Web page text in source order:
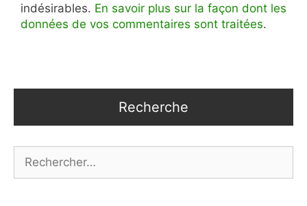
indésirables. En savoir plus sur la façon dont les
données de vos commentaires sont traitées.
Recherche